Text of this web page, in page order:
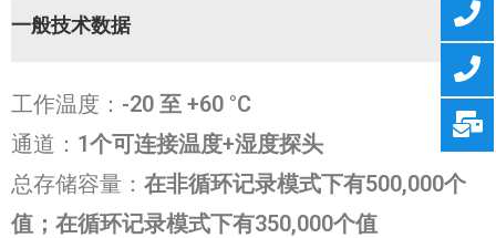
一般技术数据
工作温度： -20 至 +60 °C
通道： 1个可连接温度+湿度探头
总存储容量： 在非循环记录模式下有500,000个
值；在循环记录模式下有350,000个值